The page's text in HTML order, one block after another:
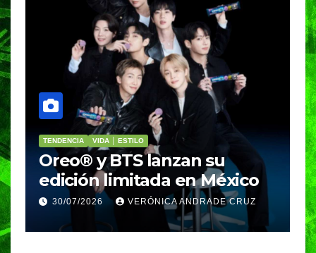
PORTADA VIDA │ ESTILO
Nosotros Bailamos,
Nosotros Volamos llega al
GIFF
25/07/2026 VERÓNICA ANDRADE CRUZ